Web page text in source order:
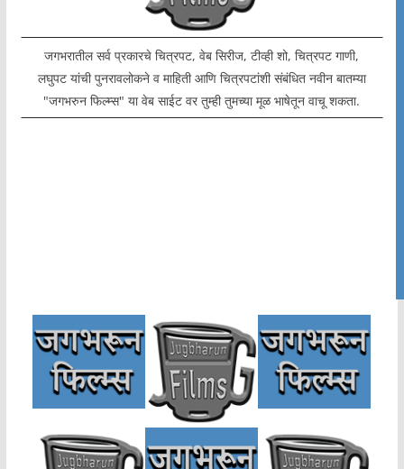
जगभरातील सर्व प्रकारचे चित्रपट, वेब सिरीज, टीव्ही शो, चित्रपट गाणी,
लघुपट यांची पुनरावलोकने व माहिती आणि चित्रपटांशी संबंधित नवीन बातम्या
"जगभरुन फिल्म्स" या वेब साईट वर तुम्ही तुमच्या मूळ भाषेतून वाचू शकता.